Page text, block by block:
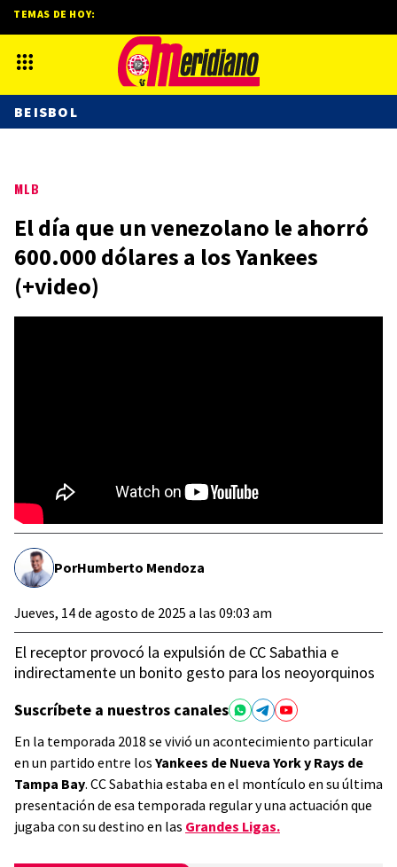
MLB
El día que un venezolano le ahorró
600.000 dólares a los Yankees
(+video)
PorHumberto Mendoza
Jueves, 14 de agosto de 2025 a las 09:03 am
El receptor provocó la expulsión de CC Sabathia e
indirectamente un bonito gesto para los neoyorquinos
Suscríbete a nuestros canales
En la temporada 2018 se vivió un acontecimiento particular
en un partido entre los Yankees de Nueva York y Rays de
Tampa Bay. CC Sabathia estaba en el montículo en su última
presentación de esa temporada regular y una actuación que
jugaba con su destino en las Grandes Ligas.
TEMAS DE HOY:
BEISBOL